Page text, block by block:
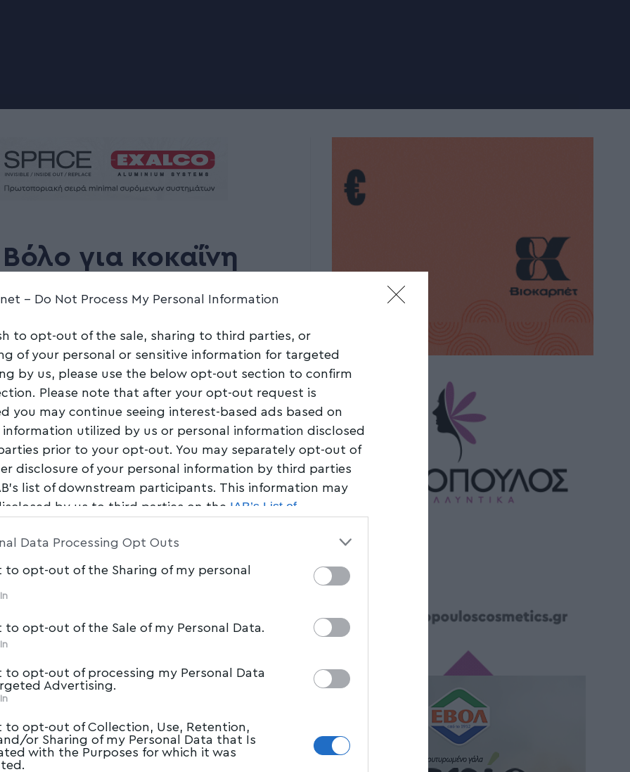
- Do Not Process My Personal Information
to opt-out of the sale, sharing to third parties, or
of your personal or sensitive information for targeted
by us, please use the below opt-out section to confirm
Please note that after your opt-out request is
you may continue seeing interest-based ads based on
information utilized by us or personal information disclosed
prior to your opt-out. You may separately opt-out of
disclosure of your personal information by third parties
list of downstream participants. This information may
by us to third parties on the IAB’s List of
Data Processing Opt Outs
to opt-out of the Sharing of my personal
to opt-out of the Sale of my Personal Data.
to opt-out of processing my Personal Data
Advertising.
to opt-out of Collection, Use, Retention,
or Sharing of my Personal Data that Is
with the Purposes for which it was
για κοκαΐνη
Share 1 Min Read